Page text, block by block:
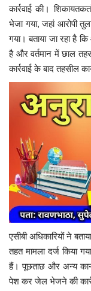
कार्रवाई की।
भेजा गया, जहां आरोपी
गया। बताया जा रहा है
है और वर्तमान में छाल
कार्रवाई के बाद तहसील
एसीबी अधिकारियों ने
तहत मामला दर्ज किया
हैं। पूछताछ और अन्य
पेश कर जेल भेजने की